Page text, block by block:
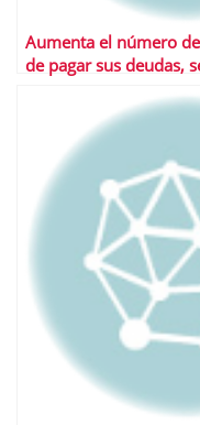
Aumenta el número
de pagar sus deudas,